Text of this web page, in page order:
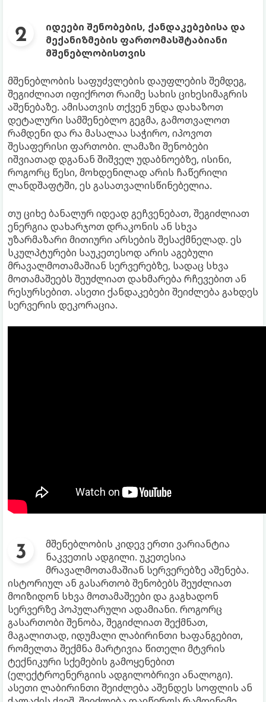
იდეები შენობების, ქანდაკებებისა და
მექანიზმების ფართომასშტაბიანი
მშენებლობისთვის
მშენებლობის საფუძვლების დაუფლების შემდეგ,
შეგიძლიათ იფიქროთ რაიმე სახის ციხესიმაგრის
აშენებაზე. ამისათვის თქვენ უნდა დახაზოთ
დეტალური სამშენებლო გეგმა, გამოთვალოთ
რამდენი და რა მასალაა საჭირო, იპოვოთ
შესაფერისი ფართობი. ლამაზი შენობები
იშვიათად დგანან შიშველ უდაბნოებზე, ისინი,
როგორც წესი, მოხდენილად არის ჩაწერილი
ლანდშაფტში, ეს გასათვალისწინებელია.
თუ ციხე ბანალურ იდეად გეჩვენებათ, შეგიძლიათ
ენერგია დახარჯოთ დრაკონის ან სხვა
უზარმაზარი მითიური არსების შესაქმნელად. ეს
სკულპტურები საუკეთესოდ არის აგებული
მრავალმოთამაშიან სერვერებზე, სადაც სხვა
მოთამაშეებს შეუძლიათ დახმარება რჩევებით ან
რესურსებით. ასეთი ქანდაკებები შეიძლება გახდეს
სერვერის დეკორაცია.
მშენებლობის კიდევ ერთი ვარიანტია
ნაკვეთის ადგილი. უკეთესია
მრავალმოთამაშიან სერვერებზე აშენება.
ისტორიულ ან გასართობ შენობებს შეუძლიათ
მოიზიდონ სხვა მოთამაშეები და გაგხადონ
სერვერზე პოპულარული ადამიანი. როგორც
გასართობი შენობა, შეგიძლიათ შექმნათ,
მაგალითად, იდუმალი ლაბირინთი ხაფანგებით,
რომელთა შექმნა მარტივია წითელი მტვრის
ტექნიკური სქემების გამოყენებით
(ელექტროენერგიის ადგილობრივი ანალოგი).
ასეთი ლაბირინთი შეიძლება აშენდეს სოფლის ან